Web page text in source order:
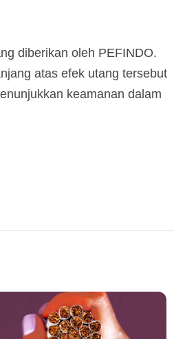
diberikan oleh PEFINDO.
atas efek utang tersebut
keamanan dalam